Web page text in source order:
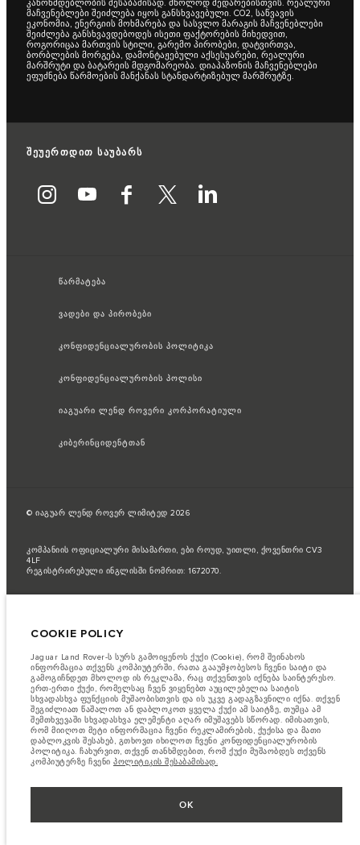
კანონმდებლობის შესაბამისად. მხოლოდ შედარებისთვის. რეალური
მაჩვენებლები შეიძლება იყოს განსხვავებული. CO2, საწვავის
ეკონომია, ენერგიის მოხმარება და სასვლო მარაგის მაჩვენებლები
შეიძლება განსხვავდებოდეს ისეთი ფაქტორების მიხედვით,
როგორიცაა მართვის სტილი, გარემო პირობები, დატვირთვა,
ბორბლების მორგება, დამონტაჟებული აქსესუარები, რეალური
მარშრუტი და ბატარეის მდგომარეობა. დიაპაზონის მაჩვენებლები
ეფუძნება წარმოების მანქანას სტანდარტიზებულ მარშრუტზე.
შეუერთდით საუბარს
წარმატება
ვადები და პირობები
კონფიდენციალურობის პოლიტიკა
კონფიდენციალურობის პოლისი
იაგუარი ლენდ როვერი კორპორატიული
კიბერინციდენტთან
© იაგუარ ლენდ როვერ ლიმიტედ 2026
კომპანიის ოფიციალური მისამართი, ები როუდ, უითლი, ქოვენთრი CV3
4LF
რეგისტრირებული ინგლისში ნომრით: 1672070.
ავტომანქანის რეალური საწვავის მოხმარება შესაძლოა
არის მხოლოდ შედარებითი მიზნებისათვის
მნიშვნელოვანი ინფორმაცია გამოსახულებისა და სპეციფიკაციის
შესახებ.ნახევარგამტარების გლობალური დეფიციტი ამჟამად გავლენას
ახდენს ავტომობილის კონსტრუქციის სპეციფიკაციებზე, მოდელების
ხელმისაწვდომობასა და აწყობის ვადებზე. ეს არის ძალიან დინამიური
სიტუაცია და, შედეგად, ვებსაიტში გამოყენებული გამოსახულება
შეიძლება სრულად არ ასახავდეს ფუნქციების, ოფციების, გაფორმებისა
და ფერის სქემების მიმდინარე სპეციფიკაციებს. გთხოვთ, მიმართოთ
თქვენს დილერს, რომელიც შეძლებს დაადასტუროს თქვენთან არსებული
შეზღუდვები, რომ იყოთ წინასწარ ინფორმირებული
ფერები შესაძლოა იცვლებოდესბაზრის მიხედვით და ცვლილება
ხორციელდება შეტყობინების გარეშე. გთხოვთ მიმართეთ თქვენს
ადგილობრივ დილერს ხელმისაწვდომობისა და ფასების შესახებ
COOKIE POLICY
Jaguar Land Rover-ს სურს გამოიყენოს ქუქი (Cookie), რომ შეინახოს
ინფორმაცია თქვენს კომპიუტერში, რათა გააუმჯობესოს ჩვენი საიტი და
გამოგიჩნდეთ მხოლოდ ის რეკლამა, რაც თქვენთვის იქნება საინტერესო.
ერთ-ერთი ქუქი, რომელსაც ჩვენ ვიყენებთ აუცილებელია საიტის
სხვადასხვა ფუნქციის მუშაობისთვის და ის უკვე გადაგზავნილი იქნა. თქვენ
შეგიძლიათ წაშალოთ ან დაბლოკოთ ყველა ქუქი ამ საიტზე, თუმცა ამ
შემთხვევაში სხვადასხვა ელემენტი აღარ იმუშავებს სწორად. იმისათვის,
რომ მიიღოთ მეტი ინფორმაცია ჩვენი რეკლამირების, ქუქისა და მათი
დაბლოკვის შესახებ, გთხოვთ იხილოთ ჩვენი კონფიდენციალურობის
პოლიტიკა. ჩახურვით, თქვენ თანხმდებით, რომ ქუქი მუშაობდეს თქვენს
კომპიუტერზე ჩვენი პოლიტიკის შესაბამისად.
OK